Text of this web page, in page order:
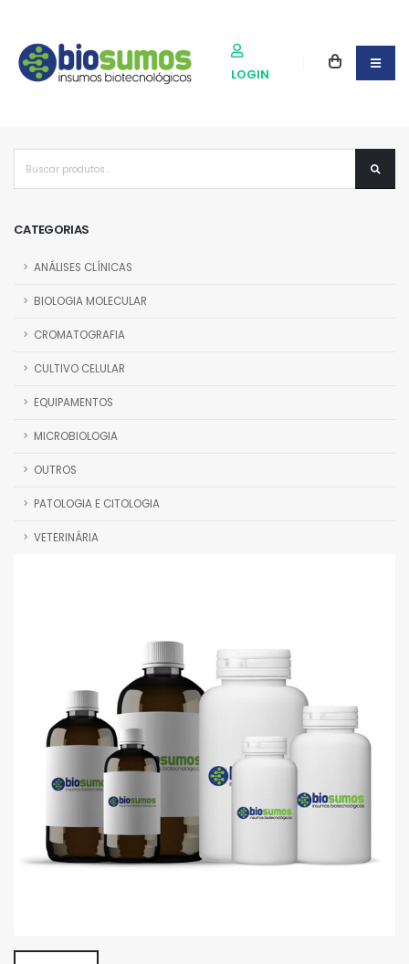
LOGIN
CATEGORIAS
ANÁLISES CLÍNICAS
BIOLOGIA MOLECULAR
CROMATOGRAFIA
CULTIVO CELULAR
EQUIPAMENTOS
MICROBIOLOGIA
OUTROS
PATOLOGIA E CITOLOGIA
VETERINÁRIA